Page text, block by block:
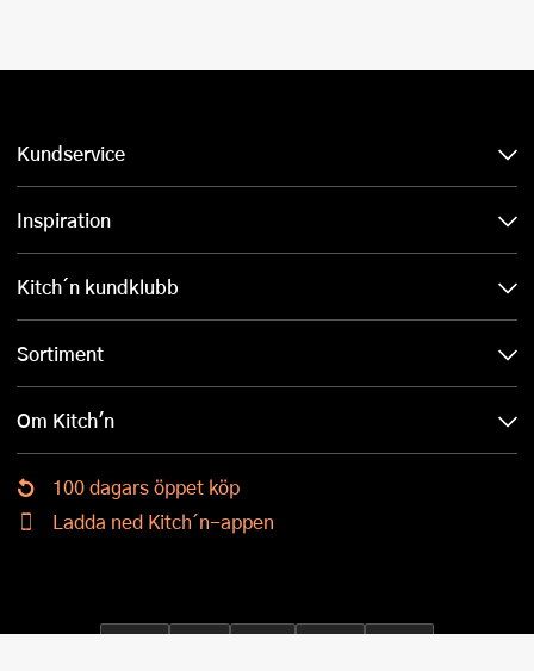
Kundservice
Inspiration
Kitch´n kundklubb
Sortiment
Om Kitch'n
100 dagars öppet köp
Ladda ned Kitch´n-appen